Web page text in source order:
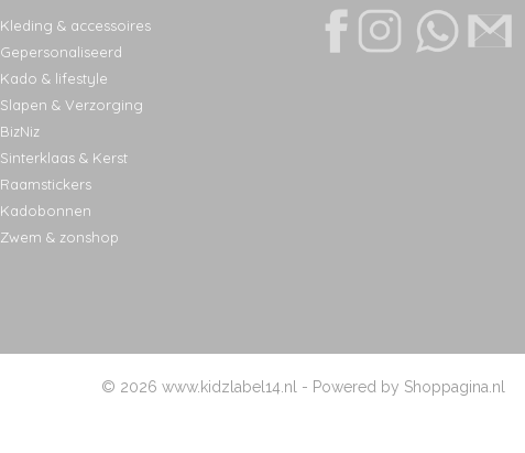
Kleding & accessoires
Gepersonaliseerd
Kado & lifestyle
Slapen & Verzorging
BizNiz
Sinterklaas & Kerst
Raamstickers
Kadobonnen
Zwem & zonshop
© 2026 www.kidzlabel14.nl - Powered by Shoppagina.nl